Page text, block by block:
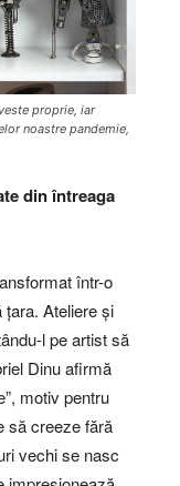
proprie, iar
noastre pandemie,
din întreaga
într-o
țara. Ateliere și
l pe artist să
Dinu afirmă
motiv pentru
să creeze fără
vechi se nasc